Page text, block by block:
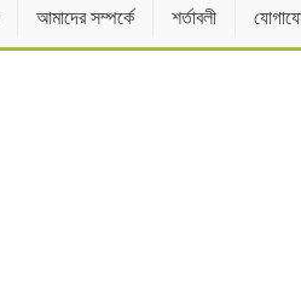
আমাদের সম্পর্কে শর্তাবলী